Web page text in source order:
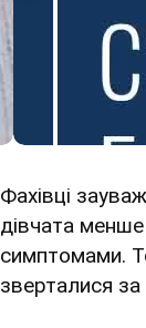
Фахівці
дівчата менше
симптомами.
зверталися